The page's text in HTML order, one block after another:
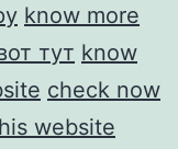
know more
тут know
check now
website